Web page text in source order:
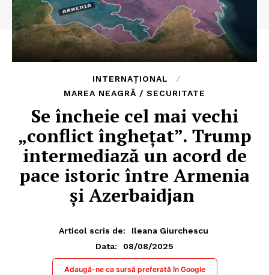
INTERNAȚIONAL
MAREA NEAGRĂ / SECURITATE
Se încheie cel mai vechi
„conflict înghețat”. Trump
intermediază un acord de
pace istoric între Armenia
și Azerbaidjan
Articol scris de:
Ileana Giurchescu
Data:
08/08/2025
Adaugă-ne ca sursă preferată în Google